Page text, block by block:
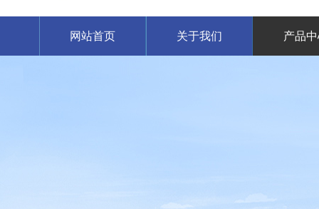
网站首页 关于我们 产品